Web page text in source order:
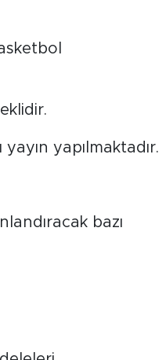
yapılmaktadır.
bazı